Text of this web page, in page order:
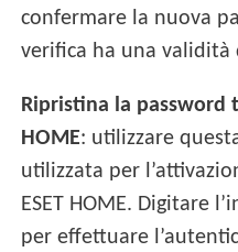
confermare la nuova
verifica ha una validità
Ripristina la password
HOME: utilizzare
utilizzata per
ESET HOME. Digitare
per effettuare